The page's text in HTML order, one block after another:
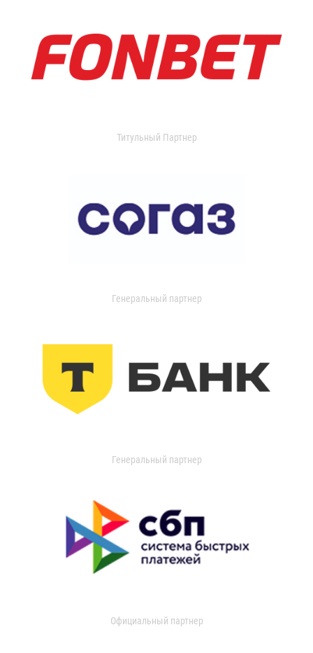
Титульный Партнер
Генеральный партнер
Генеральный партнер
Официальный партнер